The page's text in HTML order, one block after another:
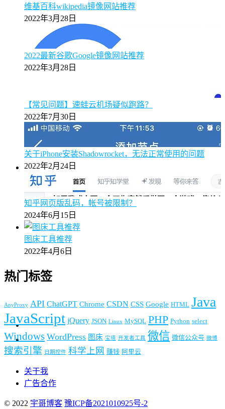
维基百科wikipedia镜像网站推荐
2022年3月28日
2022最新谷歌Google镜像网站推荐
2022年3月28日
【常见问题】速蛙云机场疑似跑路？
2022年7月30日
关于iPhone安装Shadowrocket，无法正常使用的问题
2022年2月24日
知乎网页版乱码，帐号被限制？
2024年6月15日
图床工具推荐
2022年4月6日
热门标签
AnyProxy API ChatGPT Chrome CSDN CSS Google HTML Java
JavaScript jQuery JSON Linux MySQL PHP Python select
Windows WordPress 图床 宝塔 开发者工具 微信 微信公众号 微博
搜索引擎 日期控件 科学上网 赚钱 阿里云
关于我
广告合作
© 2022 宇哥博客 豫ICP备2021010925号-2